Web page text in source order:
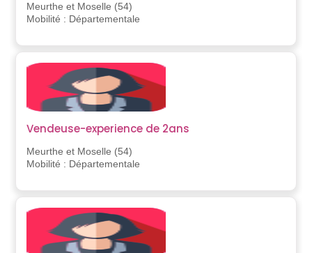
Meurthe et Moselle (54)
Mobilité : Départementale
Vendeuse-experience de 2ans
Meurthe et Moselle (54)
Mobilité : Départementale